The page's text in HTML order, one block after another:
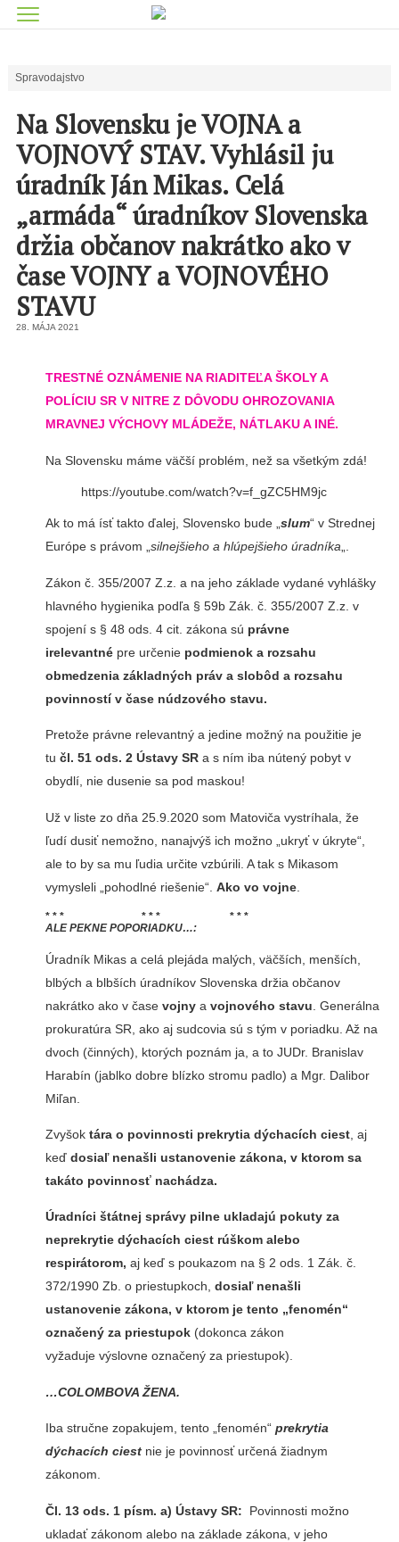
Spravodajstvo
Na Slovensku je VOJNA a
VOJNOVÝ STAV. Vyhlásil ju
úradník Ján Mikas. Celá
„armáda“ úradníkov Slovenska
držia občanov nakrátko ako v
čase VOJNY a VOJNOVÉHO
STAVU
28. MÁJA 2021
TRESTNÉ OZNÁMENIE NA RIADITEĽA ŠKOLY A
POLÍCIU SR V NITRE Z DÔVODU OHROZOVANIA
MRAVNEJ VÝCHOVY MLÁDEŽE, NÁTLAKU A INÉ.
Na Slovensku máme väčší problém, než sa všetkým zdá!
https://youtube.com/watch?v=f_gZC5HM9jc
Ak to má ísť takto ďalej, Slovensko bude „slum“ v Strednej
Európe s právom „silnejšieho a hlúpejšieho úradníka„.
Zákon č. 355/2007 Z.z. a na jeho základe vydané vyhlášky
hlavného hygienika podľa § 59b Zák. č. 355/2007 Z.z. v
spojení s § 48 ods. 4 cit. zákona sú právne
irelevantnépre určenie podmienok a rozsahu
obmedzenia základných práv a slobôd a rozsahu
povinností v čase núdzového stavu.
Pretože právne relevantný a jedine možný na použitie je
tu čl. 51 ods. 2 Ústavy SRa s ním iba nútený pobyt v
obydlí, nie dusenie sa pod maskou!
Už v liste zo dňa 25.9.2020 som Matoviča vystríhala, že
ľudí dusiť nemožno, nanajvýš ich možno „ukryť v úkryte“,
ale to by sa mu ľudia určite vzbúrili. A tak s Mikasom
vymysleli „pohodlné riešenie“. Ako vo vojne.
* * * * * * * * *
ALE PEKNE POPORIADKU…:
Úradník Mikas a celá plejáda malých, väčších, menších,
blbých a blbších úradníkov Slovenska držia občanov
nakrátko ako v čase vojny a vojnového stavu . Generálna
prokuratúra SR, ako aj sudcovia sú s tým v poriadku. Až na
dvoch (činných), ktorých poznám ja, a to JUDr. Branislav
Harabín (jablko dobre blízko stromu padlo) a Mgr. Dalibor
Miľan.
Zvyšok tára o povinnosti prekrytia dýchacích ciest, aj
keď dosiaľ nenašli ustanovenie zákona, v ktorom sa
takáto povinnosť nachádza.
Úradníci štátnej správy pilne ukladajú pokuty za
neprekrytie dýchacích ciest rúškom alebo
respirátorom, aj keď s poukazom na § 2 ods. 1 Zák. č.
372/1990 Zb. o priestupkoch, dosiaľ nenašli
ustanovenie zákona, v ktorom je tento „fenomén“
označený za priestupok (dokonca zákon
vyžaduje výslovne označený za priestupok).
…COLOMBOVA ŽENA.
Iba stručne zopakujem, tento „fenomén“ prekrytia
dýchacích ciestnie je povinnosť určená žiadnym
zákonom.
Čl. 13 ods. 1 písm. a) Ústavy SR: Povinnosti možno
ukladať zákonom alebo na základe zákona, v jeho